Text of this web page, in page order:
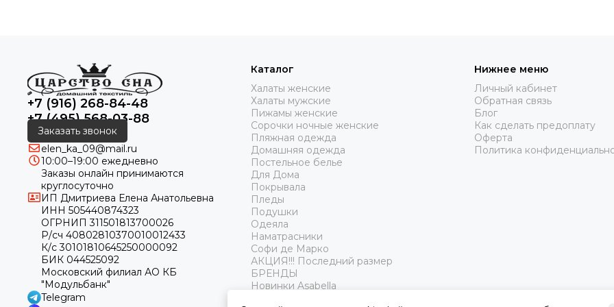
+7 (916) 268-84-48
+7 (495) 568-03-88
Заказать звонок
elen_ka_09@mail.ru
10:00–19:00 ежедневно
Заказы онлайн принимаются
круглосуточно
ИП Дмитриева Елена Анатольевна
ИНН 505440874323
ОГРНИП 311501813700026
Р/сч 40802810370010012433
К/с 30101810645250000092
БИК 044525092
Московский филиал АО КБ
"Модульбанк"
Telegram
Каталог
Халаты женские
Халаты мужские
Пижамы женские
Сорочки ночные женские
Пляжная одежда
Домашняя одежда
Постельное белье
Для Дома
Покрывала
Пледы
Подушки
Одеяла
Наматрасники
Софи де Марко
АКЦИЯ!!! Последний размер
БРЕНДЫ
Новинки Asabella
Нижнее меню
Личный кабинет
Обратная связь
Блог
Как сделать предоплату
Оферта
Политика